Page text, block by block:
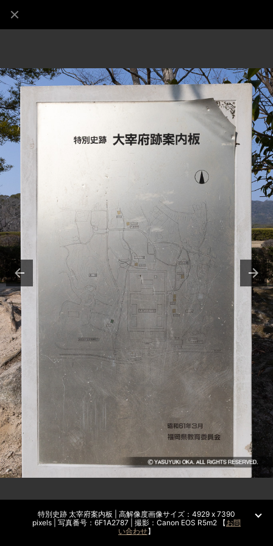
特別史跡 太宰府案内板 | 高解像度画像サイズ：4929 x 7390
pixels | 写真番号：6F1A2787 | 撮影：Canon EOS R5m2 【お問
い合わせ】